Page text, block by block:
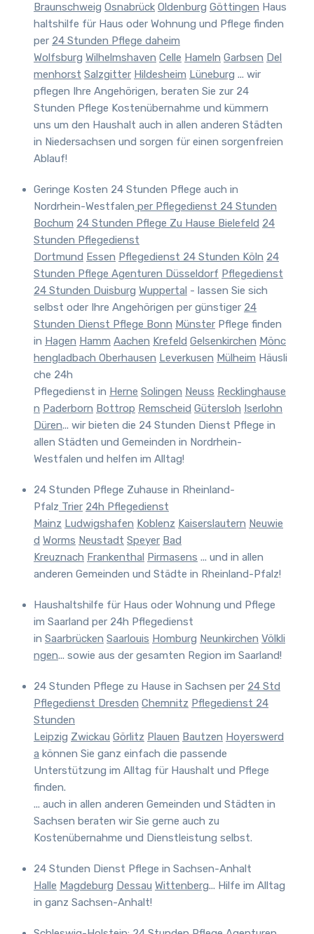
Braunschweig Osnabrück Oldenburg Göttingen Haus
haltshilfe für Haus oder Wohnung und Pflege finden
per 24 Stunden Pflege daheim
Wolfsburg Wilhelmshaven Celle Hameln Garbsen Del
menhorst Salzgitter Hildesheim Lüneburg ... wir
pflegen Ihre Angehörigen, beraten Sie zur 24
Stunden Pflege Kostenübernahme und kümmern
uns um den Haushalt auch in allen anderen Städten
in Niedersachsen und sorgen für einen sorgenfreien
Ablauf!
Geringe Kosten 24 Stunden Pflege auch in
Nordrhein-Westfalen per Pflegedienst 24 Stunden
Bochum 24 Stunden Pflege Zu Hause Bielefeld 24
Stunden Pflegedienst
Dortmund Essen Pflegedienst 24 Stunden Köln 24
Stunden Pflege Agenturen Düsseldorf Pflegedienst
24 Stunden Duisburg Wuppertal - lassen Sie sich
selbst oder Ihre Angehörigen per günstiger 24
Stunden Dienst Pflege Bonn Münster Pflege finden
in Hagen Hamm Aachen Krefeld Gelsenkirchen Mönc
hengladbach Oberhausen Leverkusen Mülheim Häusli
che 24h
Pflegedienst in Herne Solingen Neuss Recklinghause
n Paderborn Bottrop Remscheid Gütersloh Iserlohn
Düren... wir bieten die 24 Stunden Dienst Pflege in
allen Städten und Gemeinden in Nordrhein-
Westfalen und helfen im Alltag!
24 Stunden Pflege Zuhause in Rheinland-
Pfalz Trier 24h Pflegedienst
Mainz Ludwigshafen Koblenz Kaiserslautern Neuwie
d Worms Neustadt Speyer Bad
Kreuznach Frankenthal Pirmasens ... und in allen
anderen Gemeinden und Städte in Rheinland-Pfalz!
Haushaltshilfe für Haus oder Wohnung und Pflege
im Saarland per 24h Pflegedienst
in Saarbrücken Saarlouis Homburg Neunkirchen Völkli
ngen... sowie aus der gesamten Region im Saarland!
24 Stunden Pflege zu Hause in Sachsen per 24 Std
Pflegedienst Dresden Chemnitz Pflegedienst 24
Stunden
Leipzig Zwickau Görlitz Plauen Bautzen Hoyerswerd
a können Sie ganz einfach die passende
Unterstützung im Alltag für Haushalt und Pflege
finden.
... auch in allen anderen Gemeinden und Städten in
Sachsen beraten wir Sie gerne auch zu
Kostenübernahme und Dienstleistung selbst.
24 Stunden Dienst Pflege in Sachsen-Anhalt
Halle Magdeburg Dessau Wittenberg... Hilfe im Alltag
in ganz Sachsen-Anhalt!